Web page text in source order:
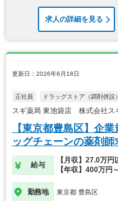
求人の詳細を見る
更新日：2026年6月18日
正社員 ドラッグストア（調剤併設）
スギ薬局 東池袋店 株式会社ス
【東京都豊島区】企
ッグチェーンの薬剤師
給与
【月収】27.0万円
【年収】400万円
勤務地 東京都 豊島区